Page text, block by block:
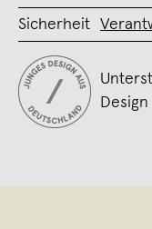
Sicherheit